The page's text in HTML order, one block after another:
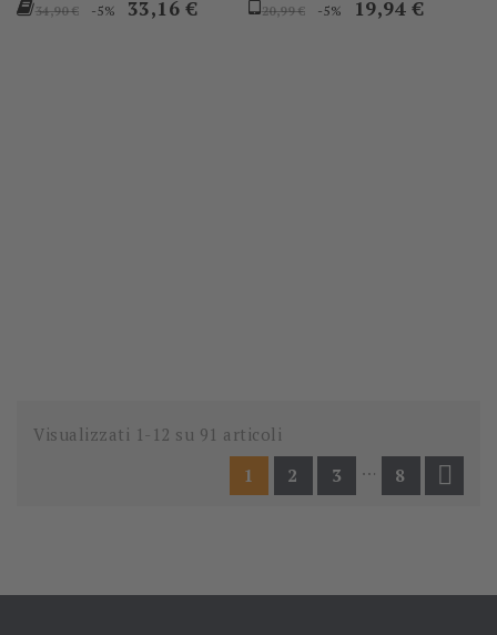
Prezzo
34,90 € -5% Prezzo
33,16 €
Prezzo
20,99 € -5% Prezzo
19,94 €
Visualizzati 1-12 su 91 articoli
1
2 3 … 8 